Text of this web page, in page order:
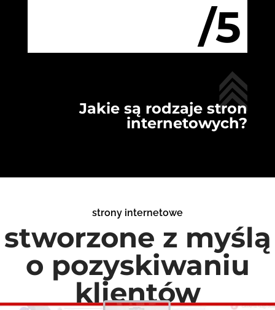
/5
Jakie są rodzaje stron
internetowych?
strony internetowe
stworzone z myślą
o pozyskiwaniu
klientów